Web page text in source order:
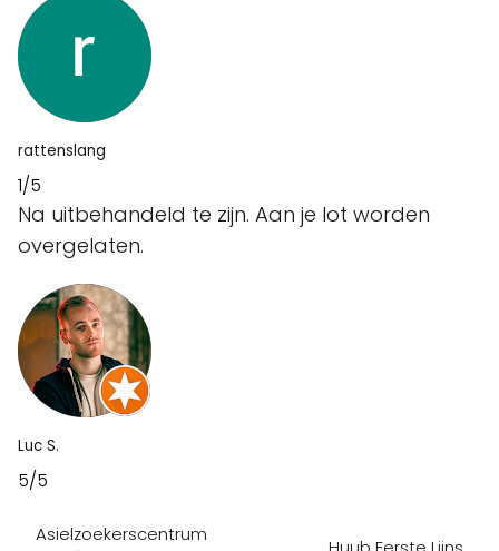
rattenslang
1/5
Na uitbehandeld te zijn. Aan je lot worden
overgelaten.
Luc S.
5/5
Asielzoekerscentrum